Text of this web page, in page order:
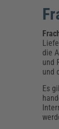
die
und
und
Es